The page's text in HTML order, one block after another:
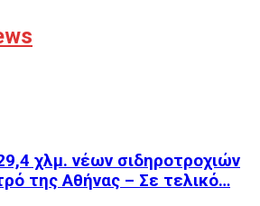
χλμ. νέων σιδηροτροχιών
της Αθήνας – Σε τελικό…